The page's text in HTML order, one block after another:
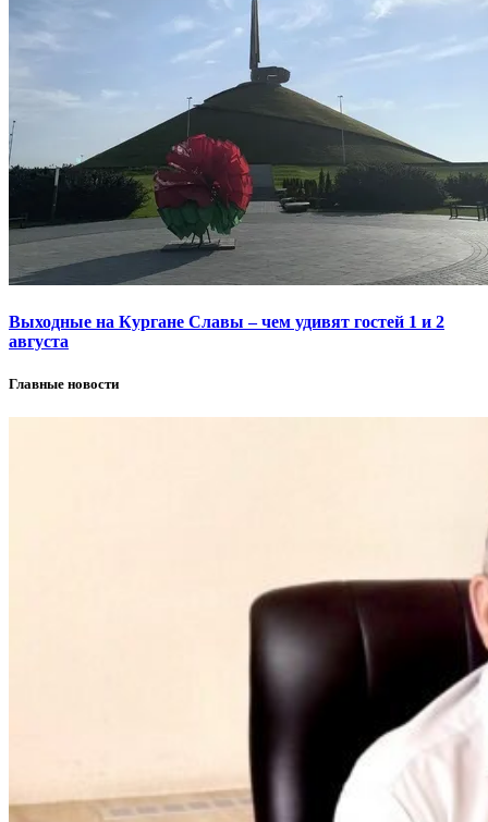
Выходные на Кургане Славы – чем удивят гостей 1 и 2
августа
Главные новости